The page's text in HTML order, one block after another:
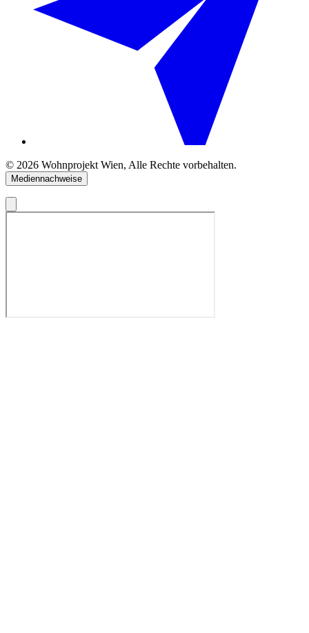
© 2026 Wohnprojekt Wien, Alle Rechte vorbehalten.
Mediennachweise